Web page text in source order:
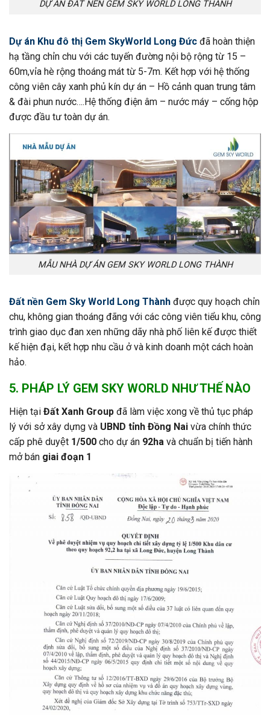
DỰ ÁN ĐẤT NỀN GEM SKY WORLD LONG THÀNH
Dự án Khu đô thị Gem SkyWorld Long Đức đã hoàn thiện
hạ tầng chỉn chu với các tuyến đường nội bộ rộng từ 15 –
60m,vỉa hè rộng thoáng mát từ 5-7m. Kết hợp với hệ thống
công viên cây xanh phủ kín dự án – Hồ cảnh quan trung tâm
& đài phun nước….Hệ thống điện âm – nước máy – cống hộp
được đầu tư toàn dự án.
MẪU NHÀ DỰ ÁN GEM SKY WORLD LONG THÀNH
Đất nền Gem Sky World Long Thành được quy hoạch chỉn
chu, không gian thoáng đãng với các công viên tiểu khu, công
trình giao dục đan xen những dãy nhà phố liên kế được thiết
kế hiện đại, kết hợp nhu cầu ở và kinh doanh một cách hoàn
hảo.
5. PHÁP LÝ GEM SKY WORLD NHƯ THẾ NÀO
Hiện tại Đất Xanh Group đã làm việc xong về thủ tục pháp
lý với sở xây dựng và UBND tỉnh Đồng Nai vừa chính thức
cấp phê duyệt 1/500 cho dự án 92ha và chuẩn bị tiến hành
mở bán giai đoạn 1